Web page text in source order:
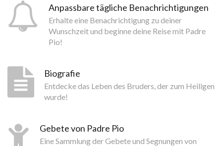
Anpassbare tägliche Benachrichtigungen
Erhalte eine Benachrichtigung zu deiner
Wunschzeit und beginne deine Reise mit Padre
Pio!
Biografie
Entdecke das Leben des Bruders, der zum Heiligen
wurde!
Gebete von Padre Pio
Eine Sammlung der Gebete und Segnungen von